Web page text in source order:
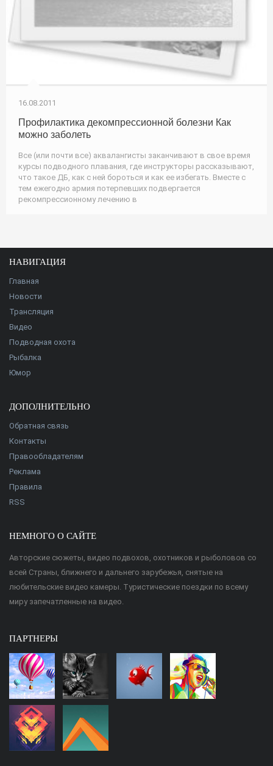
16.08.2011
Профилактика декомпрессионной болезни Как
можно заболеть
Все (или почти все) аквалангисты заканчивают в свое время
курсы подводного плавания, где инструкторы рассказывают,
что такое ДБ, как с ней бороться и как ее избегать. Вместе с
тем ежегодно армия потерпевших подвергается
рекомпрессионному лечению в
НАВИГАЦИЯ
Главная
Новости
Трансляция
Видео
Подводная охота
Рыбалка
Юмор
ДОПОЛНИТЕЛЬНО
Обратная связь
Контакты
Правообладателям
Реклама
Правила
RSS
НЕМНОГО О САЙТЕ
Авторские сюжеты, видео подвохов, охотников и рыболовов со
всей Страны, ближнего и дальнего зарубежья, снятые на
любительские видео камеры. Туристические поездки по всему
миру запечатленные на видео.
ПАРТНЕРЫ